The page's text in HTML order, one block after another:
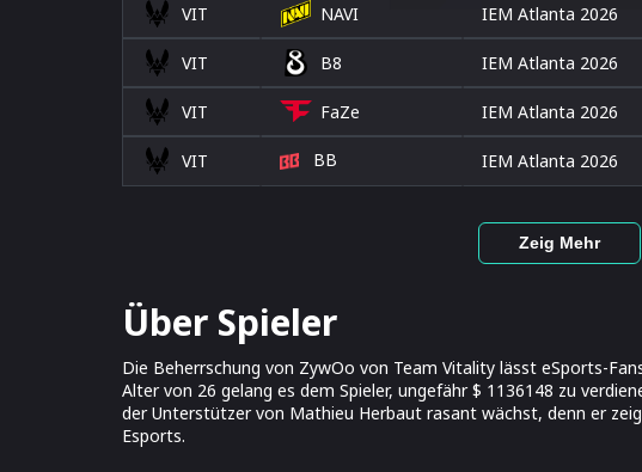
VIT NAVI IEM Atlanta 2026
VIT B8 IEM Atlanta 2026
VIT FaZe IEM Atlanta 2026
VIT BB IEM Atlanta 2026
Zeig Mehr
Über Spieler
Die Beherrschung von ZywOo von Team Vitality lässt eSports-
Alter von 26 gelang es dem Spieler, ungefähr $ 1136148 zu
der Unterstützer von Mathieu Herbaut rasant wächst, denn er
Esports.